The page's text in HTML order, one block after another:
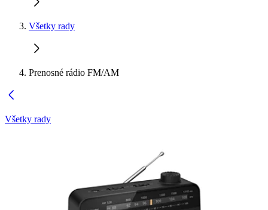
Všetky rady
Prenosné rádio FM/AM
Všetky rady